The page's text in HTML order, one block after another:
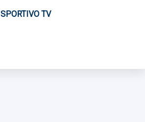
SPORTIVO TV